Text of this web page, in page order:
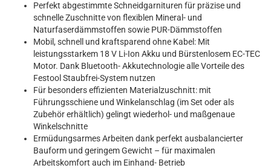
Perfekt abgestimmte Schneidgarnituren für präzise und
schnelle Zuschnitte von flexiblen Mineral- und
Naturfaserdämmstoffen sowie PUR-Dämmstoffen
Mobil, schnell und kraftsparend ohne Kabel: Mit
leistungsstarkem 18 V Li-Ion Akku und Bürstenlosem EC-TEC
Motor. Dank Bluetooth- Akkutechnologie alle Vorteile des
Festool Staubfrei-System nutzen
Für besonders effizienten Materialzuschnitt: mit
Führungsschiene und Winkelanschlag (im Set oder als
Zubehör erhältlich) gelingt wiederhol- und maßgenaue
Winkelschnitte
Ermüdungsarmes Arbeiten dank perfekt ausbalancierter
Bauform und geringem Gewicht – für maximalen
Arbeitskomfort auch im Einhand- Betrieb